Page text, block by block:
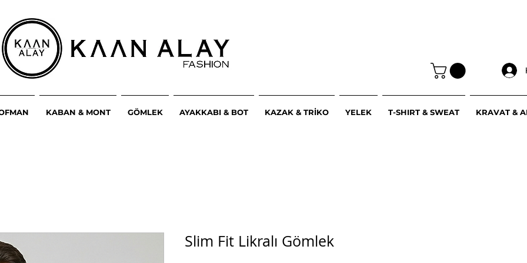
KABAN & MONT GÖMLEK AYAKKABI & BOT KAZAK & TRİKO YELEK T-SHIRT & SWEAT KRAVAT &
Slim Fit Likralı Gömlek